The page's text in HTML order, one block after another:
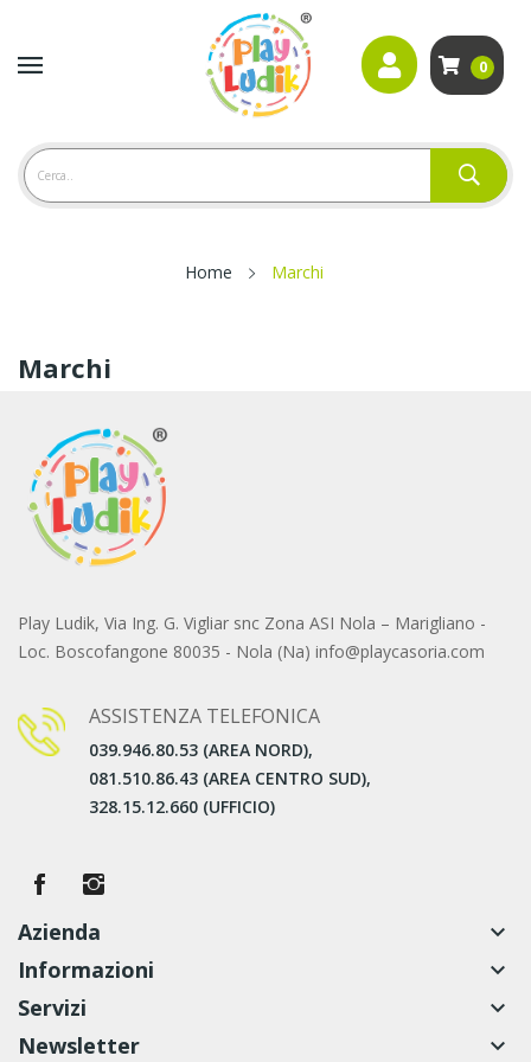
0
Home Marchi
Marchi
Play Ludik, Via Ing. G. Vigliar snc Zona ASI Nola – Marigliano -
Loc. Boscofangone 80035 - Nola (Na) info@playcasoria.com
ASSISTENZA TELEFONICA
039.946.80.53 (AREA NORD),
081.510.86.43 (AREA CENTRO SUD),
328.15.12.660 (UFFICIO)
Azienda
keyboard_arrow_down
Informazioni
keyboard_arrow_down
Servizi
keyboard_arrow_down
Newsletter
keyboard_arrow_down